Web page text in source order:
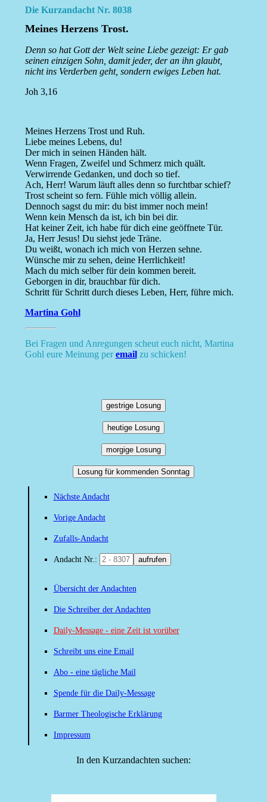
Die Kurzandacht Nr. 8038
Meines Herzens Trost.
Denn so hat Gott der Welt seine Liebe gezeigt: Er gab
seinen einzigen Sohn, damit jeder, der an ihn glaubt,
nicht ins Verderben geht, sondern ewiges Leben hat.
Joh 3,16
Meines Herzens Trost und Ruh.
Liebe meines Lebens, du!
Der mich in seinen Händen hält.
Wenn Fragen, Zweifel und Schmerz mich quält.
Verwirrende Gedanken, und doch so tief.
Ach, Herr! Warum läuft alles denn so furchtbar schief?
Trost scheint so fern. Fühle mich völlig allein.
Dennoch sagst du mir: du bist immer noch mein!
Wenn kein Mensch da ist, ich bin bei dir.
Hat keiner Zeit, ich habe für dich eine geöffnete Tür.
Ja, Herr Jesus! Du siehst jede Träne.
Du weißt, wonach ich mich von Herzen sehne.
Wünsche mir zu sehen, deine Herrlichkeit!
Mach du mich selber für dein kommen bereit.
Geborgen in dir, brauchbar für dich.
Schritt für Schritt durch dieses Leben, Herr, führe mich.
Martina Gohl
Bei Fragen und Anregungen scheut euch nicht, Martina
Gohl eure Meinung peremailzu schicken!
gestrige Losung
heutige Losung
morgige Losung
Losung für kommenden Sonntag
Nächste Andacht
Vorige Andacht
Zufalls-Andacht
Andacht Nr.: aufrufen
Übersicht der Andachten
Die Schreiber der Andachten
Daily-Message - eine Zeit ist vorüber
Schreibt uns eine Email
Abo - eine tägliche Mail
Spende für die Daily-Message
Barmer Theologische Erklärung
Impressum
In den Kurzandachten suchen: